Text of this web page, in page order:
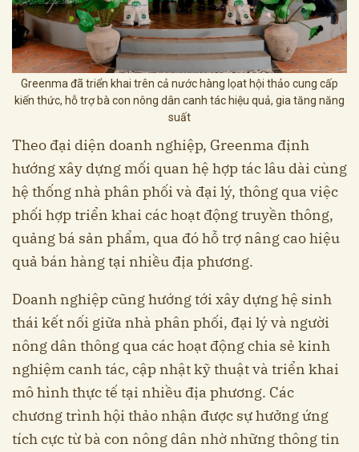
Greenma đã triển khai trên cả nước hàng lọat hội thảo cung cấp
kiến thức, hỗ trợ bà con nông dân canh tác hiệu quả, gia tăng năng
suất
Theo đại diện doanh nghiệp, Greenma định
hướng xây dựng mối quan hệ hợp tác lâu dài cùng
hệ thống nhà phân phối và đại lý, thông qua việc
phối hợp triển khai các hoạt động truyền thông,
quảng bá sản phẩm, qua đó hỗ trợ nâng cao hiệu
quả bán hàng tại nhiều địa phương.
Doanh nghiệp cũng hướng tới xây dựng hệ sinh
thái kết nối giữa nhà phân phối, đại lý và người
nông dân thông qua các hoạt động chia sẻ kinh
nghiệm canh tác, cập nhật kỹ thuật và triển khai
mô hình thực tế tại nhiều địa phương. Các
chương trình hội thảo nhận được sự hưởng ứng
tích cực từ bà con nông dân nhờ những thông tin